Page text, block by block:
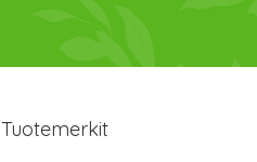
Tuotemerkit